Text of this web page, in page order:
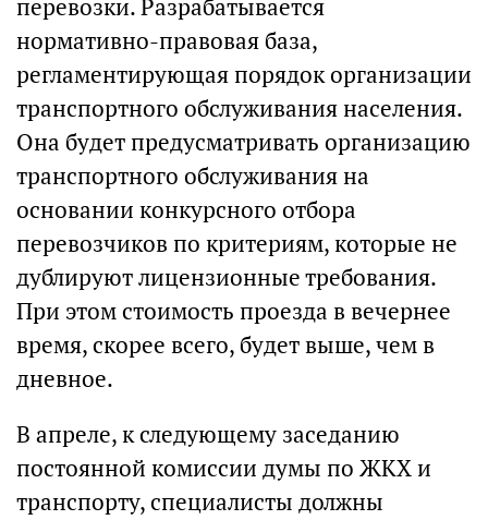
перевозки. Разрабатывается
нормативно-правовая база,
регламентирующая порядок организации
транспортного обслуживания населения.
Она будет предусматривать организацию
транспортного обслуживания на
основании конкурсного отбора
перевозчиков по критериям, которые не
дублируют лицензионные требования.
При этом стоимость проезда в вечернее
время, скорее всего, будет выше, чем в
дневное.
В апреле, к следующему заседанию
постоянной комиссии думы по ЖКХ и
транспорту, специалисты должны